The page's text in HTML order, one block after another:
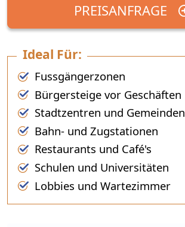
PREISANFRAGE
Ideal Für:
Fussgängerzonen
Bürgersteige vor Geschäften
Stadtzentren und Gemeinden
Bahn- und Zugstationen
Restaurants und Café's
Schulen und Universitäten
Lobbies und Wartezimmer